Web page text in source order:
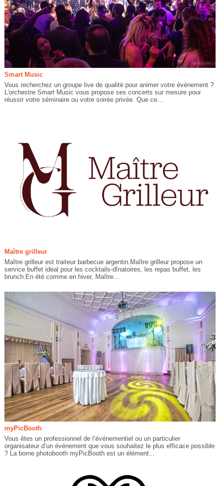
Smart Music
Vous recherchez un groupe live de qualité pour animer votre évènement ?
L'orchestre Smart Music vous propose ses concerts sur mesure pour
réussir votre séminaire ou votre soirée privée. Que ce...
Maître grilleur
Maître grilleur est traiteur barbecue argentin.Maître grilleur propose un
service buffet idéal pour les cocktails-dînatoires, les repas buffet, les
brunch.En été comme en hiver, Maître...
myPicBooth
Vous êtes un professionnel de l’événementiel ou un particulier
organisateur d’un événement que vous souhaitez le plus efficace possible
? La borne photobooth myPicBooth est un élément...